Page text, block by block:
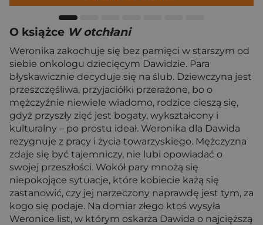
O książce W otchłani
Weronika zakochuje się bez pamięci w starszym od
siebie onkologu dziecięcym Dawidzie. Para
błyskawicznie decyduje się na ślub. Dziewczyna jest
przeszczęśliwa, przyjaciółki przerażone, bo o
mężczyźnie niewiele wiadomo, rodzice cieszą się,
gdyż przyszły zięć jest bogaty, wykształcony i
kulturalny – po prostu ideał. Weronika dla Dawida
rezygnuje z pracy i życia towarzyskiego. Mężczyzna
zdaje się być tajemniczy, nie lubi opowiadać o
swojej przeszłości. Wokół pary mnożą się
niepokojące sytuacje, które kobiecie każą się
zastanowić, czy jej narzeczony naprawdę jest tym, za
kogo się podaje. Na domiar złego ktoś wysyła
Weronice list, w którym oskarża Dawida o najcięższą